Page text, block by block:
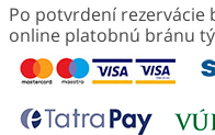
Po potvrdení rezervácie
online platobnú bránu